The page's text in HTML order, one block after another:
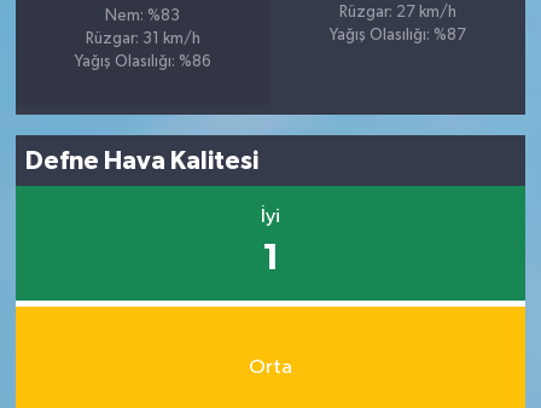
Nem: %83
Rüzgar: 31 km/h
Yağış Olasılığı: %86
Rüzgar: 27 km/h
Yağış Olasılığı: %87
Defne Hava Kalitesi
İyi
1
Orta